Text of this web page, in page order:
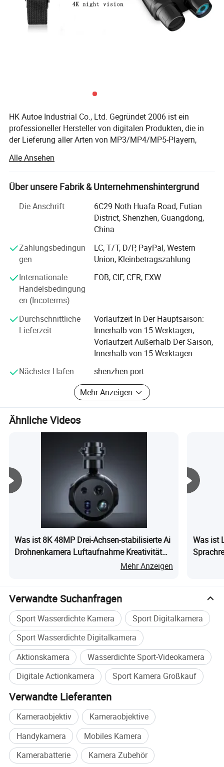
HK Autoe Industrial Co., Ltd. Gegründet 2006 ist ein
professioneller Hersteller von digitalen Produkten, die in
der Lieferung aller Arten von MP3/MP4/MP5-Playern,
und Auto FM-Sender, etc.
Spezialisiert Wir besaßen mehrere Fabrik, die in Shenzhen
befinden. Wir befinden uns in idealer Lage mitten im
Herzen dieser schnell wachsenden Industriestadt. Dort
wurden die meisten digitalen Produkte hergestellt, so dass
wir in der Lage sind, die verfügbaren Ressourcen voll
Wir haben ein starkes R&D-Team und 25 Ingenieure
Entwicklung, Herstellung und Vertrieb von qualifizierten
Waren beschäftigt und haben einen ausgezeichneten Ruf
durch viele Jahre Erfahrung im Geschäft genossen.
Unsere Produkte haben sich sehr erfolgreich erwiesen, wo
immer sie eingeführt wurden, weil wir OEM-Service,
wettbewerbsfähigen Preis und kurze Lieferzeit haben, jetzt
werden unsere Produkte an Kunden in der ganzen Welt
Singapur, Asien und Australien, Und so weiter.
Alle Ansehen
Über unsere Fabrik & Unternehmenshintergrund
Die Anschrift
6C29 Noth Huafa Road, Futian
District, Shenzhen, Guangdong,
China
Zahlungsbedingun
gen
LC, T/T, D/P, PayPal, Western
Union, Kleinbetragszahlung
Internationale
Handelsbedingung
en (Incoterms)
FOB, CIF, CFR, EXW
Durchschnittliche
Lieferzeit
Vorlaufzeit In Der Hauptsaison:
Innerhalb von 15 Werktagen,
Vorlaufzeit Außerhalb Der Saison,
Innerhalb von 15 Werktagen
Nächster Hafen
shenzhen port
Mehr Anzeigen
Ähnliche Videos
Was ist 8K 48MP Drei-Achsen-stabilisierte Ai
Drohnenkamera Luftaufnahme Kreativität
Mehr Anzeigen
Was ist
Verwandte Suchanfragen
Sport Wasserdichte Kamera
Sport Digitalkamera
Sport Wasserdichte Digitalkamera
Aktionskamera
Wasserdichte Sport-Videokamera
Digitale Actionkamera
Sport Kamera Großkauf
Verwandte Lieferanten
Kameraobjektiv
Kameraobjektive
Handykamera
Mobiles Kamera
Kamerabatterie
Kamera Zubehör